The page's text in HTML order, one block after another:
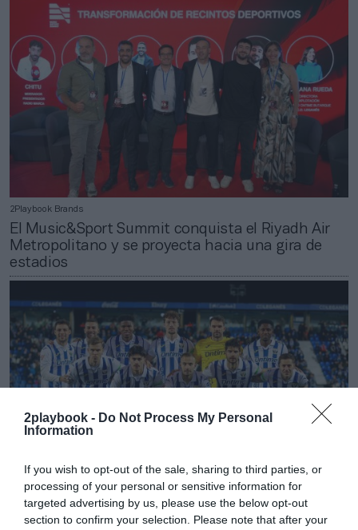
2playbook - Do Not Process My Personal
Information
If you wish to opt-out of the sale, sharing to third parties, or
processing of your personal or sensitive information for
targeted advertising by us, please use the below opt-out
section to confirm your selection. Please note that after your
2Playbook Brands
El Music&Sport Summit conquista el Riyadh Air
Metropolitano y se proyecta hacia una gira de
estadios
Jabier Izquierdo